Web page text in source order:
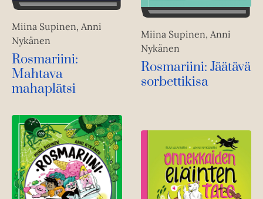
Miina Supinen, Anni
Nykänen
Rosmariini:
Mahtava
mahaplätsi
Miina Supinen, Anni
Nykänen
Rosmariini: Jäätävä
sorbettikisa